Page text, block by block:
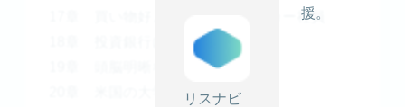
リスナビ
援。
17章 買い物好きなアパレルメーカー社員
18章 投資銀行に勤める独身女性
19章 頭脳明晰な小学生
20章 米国の大学院に通う留学生